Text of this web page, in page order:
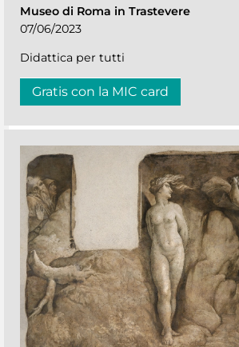
Museo di Roma in Trastevere
07/06/2023
Didattica per tutti
Gratis con la MIC card